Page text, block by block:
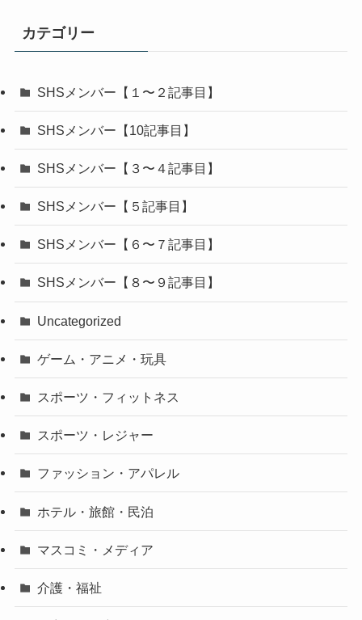
カテゴリー
SHSメンバー【１〜２記事目】
SHSメンバー【10記事目】
SHSメンバー【３〜４記事目】
SHSメンバー【５記事目】
SHSメンバー【６〜７記事目】
SHSメンバー【８〜９記事目】
Uncategorized
ゲーム・アニメ・玩具
スポーツ・フィットネス
スポーツ・レジャー
ファッション・アパレル
ホテル・旅館・民泊
マスコミ・メディア
介護・福祉